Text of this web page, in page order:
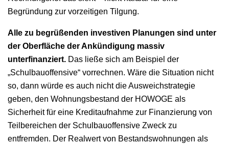
Begründung zur vorzeitigen Tilgung.
Alle zu begrüßenden investiven Planungen sind unter
der Oberfläche der Ankündigung massiv
unterfinanziert. Das ließe sich am Beispiel der
„Schulbauoffensive“ vorrechnen. Wäre die Situation nicht
so, dann würde es auch nicht die Ausweichstrategie
geben, den Wohnungsbestand der HOWOGE als
Sicherheit für eine Kreditaufnahme zur Finanzierung von
Teilbereichen der Schulbauoffensive Zweck zu
entfremden. Der Realwert von Bestandswohnungen als